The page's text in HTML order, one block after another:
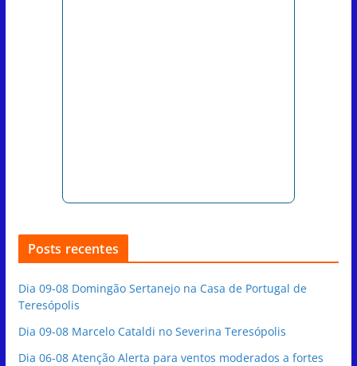
Posts recentes
Dia 09-08 Domingão Sertanejo na Casa de Portugal de
Teresópolis
Dia 09-08 Marcelo Cataldi no Severina Teresópolis
Dia 06-08 Atenção Alerta para ventos moderados a fortes